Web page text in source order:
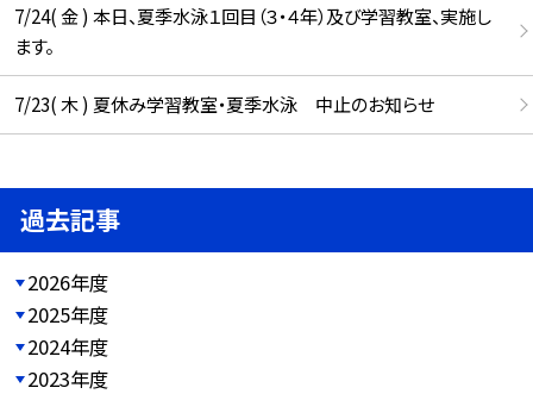
7/24( 金 ) 本日、夏季水泳１回目（３・４年）及び学習教室、実施し
ます。
7/23( 木 ) 夏休み学習教室・夏季水泳 中止のお知らせ
過去記事
2026年度
2025年度
2024年度
2023年度